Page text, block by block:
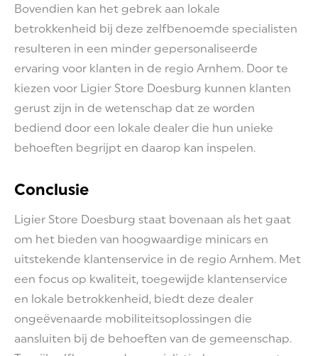
Bovendien kan het gebrek aan lokale
betrokkenheid bij deze zelfbenoemde specialisten
resulteren in een minder gepersonaliseerde
ervaring voor klanten in de regio Arnhem. Door te
kiezen voor Ligier Store Doesburg kunnen klanten
gerust zijn in de wetenschap dat ze worden
bediend door een lokale dealer die hun unieke
behoeften begrijpt en daarop kan inspelen.
Conclusie
Ligier Store Doesburg staat bovenaan als het gaat
om het bieden van hoogwaardige minicars en
uitstekende klantenservice in de regio Arnhem. Met
een focus op kwaliteit, toegewijde klantenservice
en lokale betrokkenheid, biedt deze dealer
ongeëvenaarde mobiliteitsoplossingen die
aansluiten bij de behoeften van de gemeenschap.